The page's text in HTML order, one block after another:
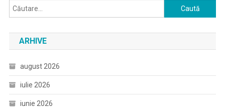
Caută
după:
ARHIVE
august 2026
iulie 2026
iunie 2026